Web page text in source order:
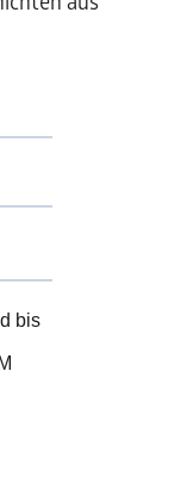
Wanderer
zu ihrer
und